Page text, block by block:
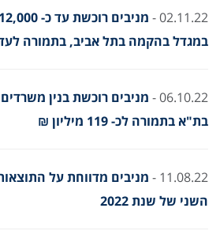
02.11.22 -
במגדל בהקמה בתל אביב, בתמורה לעד כ- 297
06.10.22 -
מניבים רוכשת בנין
בת"א בתמורה לכ- 119 מיליון ₪
11.08.22 -
מניבים מדווחת על
השני של שנת 2022